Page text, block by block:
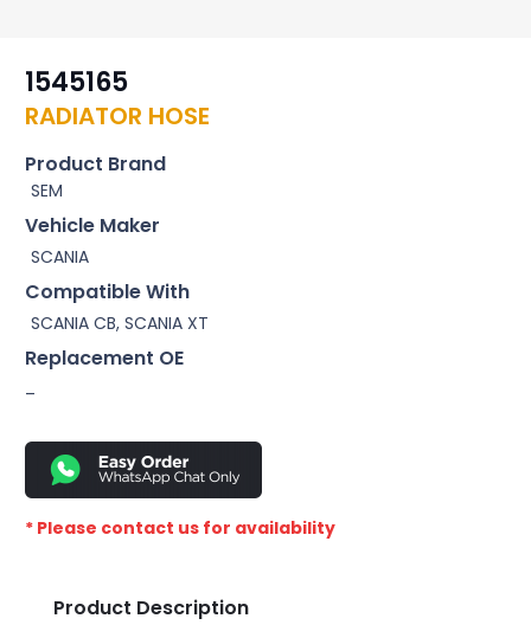
1545165
RADIATOR HOSE
Product Brand
SEM
Vehicle Maker
SCANIA
Compatible With
SCANIA CB, SCANIA XT
Replacement OE
–
* Please contact us for availability
Product Description